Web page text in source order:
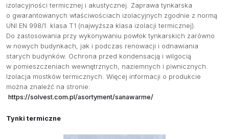
izolacyjności termicznej i akustycznej. Zaprawa tynkarska
o gwarantowanych właściwościach izolacyjnych zgodnie z normą
UNI EN 998/1: klasa T1 (najwyższa klasa izolacji termicznej).
Do zastosowania przy wykonywaniu powłok tynkarskich zarówno
w nowych budynkach, jak i podczas renowacji i odnawiania
starych budynków. Ochrona przed kondensacją i wilgocią
w pomieszczeniach wewnętrznych, naziemnych i piwnicznych.
Izolacja mostków termicznych. Więcej informacji o produkcie
można znaleźć na stronie:
https://solvest.com.pl/asortyment/sanawarme/
Tynki termiczne